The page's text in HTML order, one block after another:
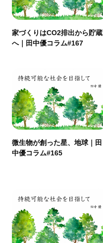
家づくりはCO2排出から貯蔵
へ｜田中優コラム#167
微生物が創った星、地球｜田
中優コラム#165